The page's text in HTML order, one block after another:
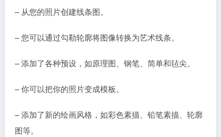
– 从您的照片创建线条图。
– 您可以通过勾勒轮廓将图像转换为艺术线条。
– 添加了各种预设，如原理图、钢笔、简单和毡尖。
– 你可以把你的照片变成模板。
– 添加了新的绘画风格，如彩色素描、铅笔素描、轮廓
图等。